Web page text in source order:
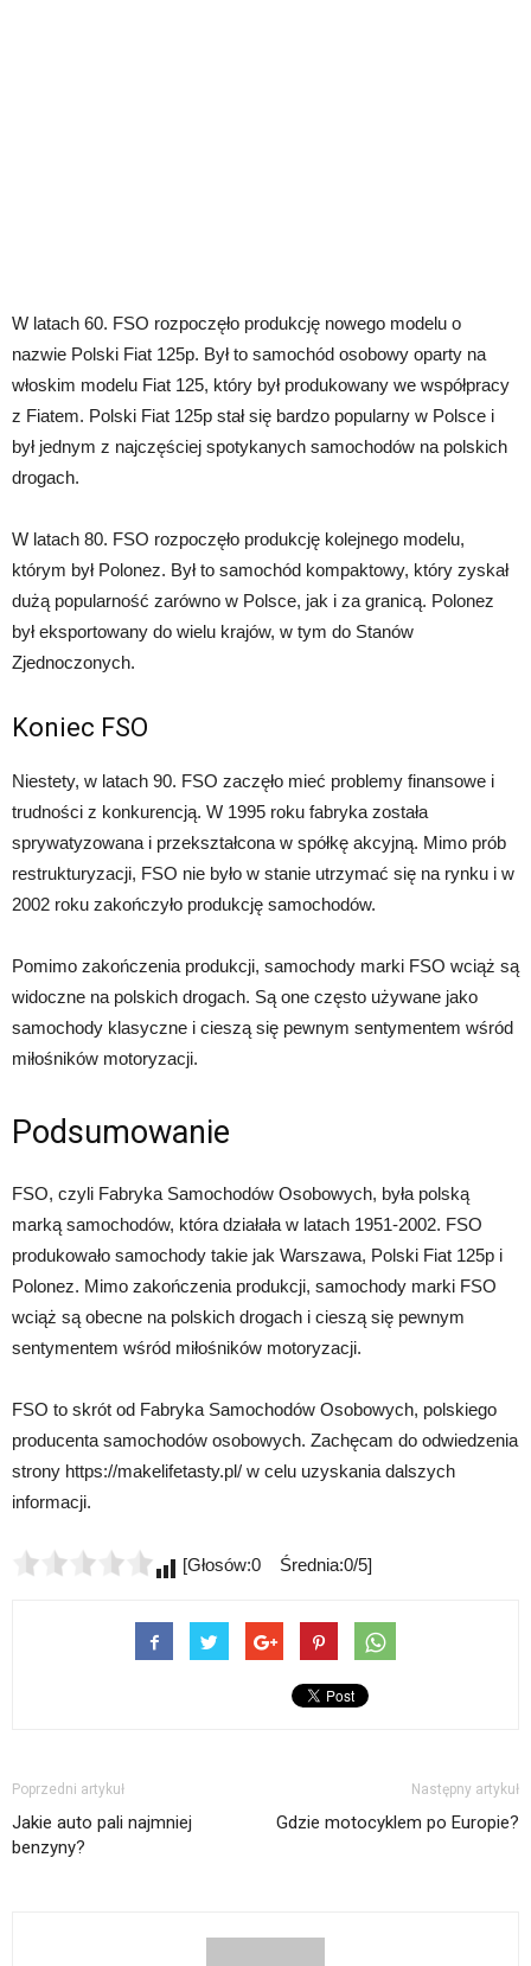
W latach 60. FSO rozpoczęło produkcję nowego modelu o
nazwie Polski Fiat 125p. Był to samochód osobowy oparty na
włoskim modelu Fiat 125, który był produkowany we współpracy
z Fiatem. Polski Fiat 125p stał się bardzo popularny w Polsce i
był jednym z najczęściej spotykanych samochodów na polskich
drogach.
W latach 80. FSO rozpoczęło produkcję kolejnego modelu,
którym był Polonez. Był to samochód kompaktowy, który zyskał
dużą popularność zarówno w Polsce, jak i za granicą. Polonez
był eksportowany do wielu krajów, w tym do Stanów
Zjednoczonych.
Koniec FSO
Niestety, w latach 90. FSO zaczęło mieć problemy finansowe i
trudności z konkurencją. W 1995 roku fabryka została
sprywatyzowana i przekształcona w spółkę akcyjną. Mimo prób
restrukturyzacji, FSO nie było w stanie utrzymać się na rynku i w
2002 roku zakończyło produkcję samochodów.
Pomimo zakończenia produkcji, samochody marki FSO wciąż są
widoczne na polskich drogach. Są one często używane jako
samochody klasyczne i cieszą się pewnym sentymentem wśród
miłośników motoryzacji.
Podsumowanie
FSO, czyli Fabryka Samochodów Osobowych, była polską
marką samochodów, która działała w latach 1951-2002. FSO
produkowało samochody takie jak Warszawa, Polski Fiat 125p i
Polonez. Mimo zakończenia produkcji, samochody marki FSO
wciąż są obecne na polskich drogach i cieszą się pewnym
sentymentem wśród miłośników motoryzacji.
FSO to skrót od Fabryka Samochodów Osobowych, polskiego
producenta samochodów osobowych. Zachęcam do odwiedzenia
strony https://makelifetasty.pl/ w celu uzyskania dalszych
informacji.
[Głosów:0 Średnia:0/5]
Poprzedni artykuł
Jakie auto pali najmniej
benzyny?
Następny artykuł
Gdzie motocyklem po Europie?